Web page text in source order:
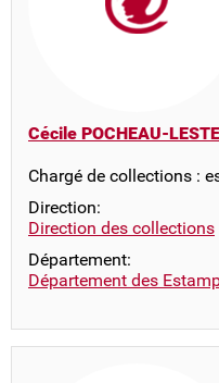
Cécile POCHEAU-
Chargé de collections :
Direction:
Direction des collections
Département:
Département des